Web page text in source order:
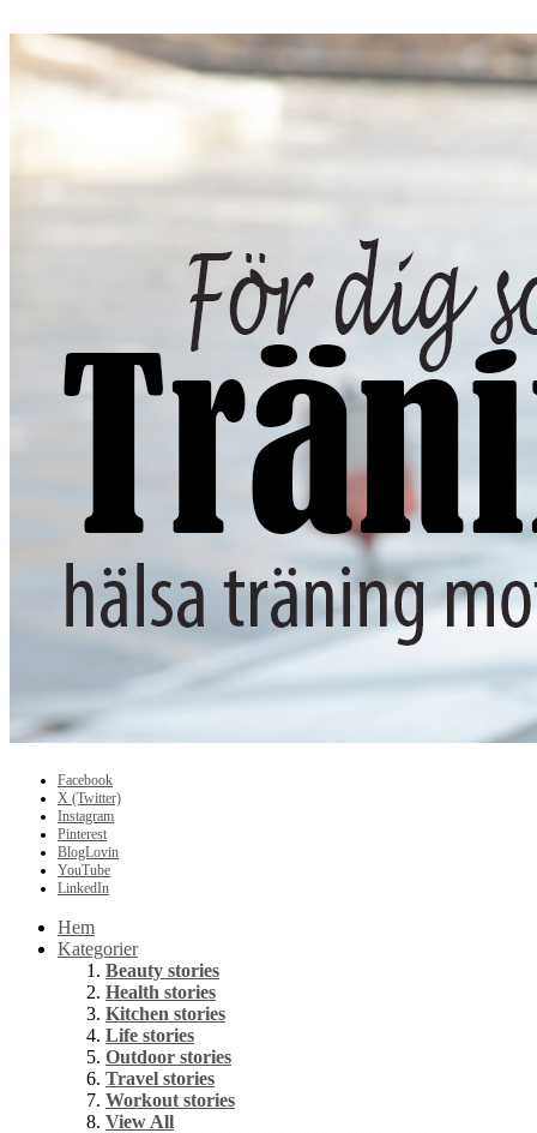
Facebook
X (Twitter)
Instagram
Pinterest
BlogLovin
YouTube
LinkedIn
Hem
Kategorier
Beauty stories
Health stories
Kitchen stories
Life stories
Outdoor stories
Travel stories
Workout stories
View All